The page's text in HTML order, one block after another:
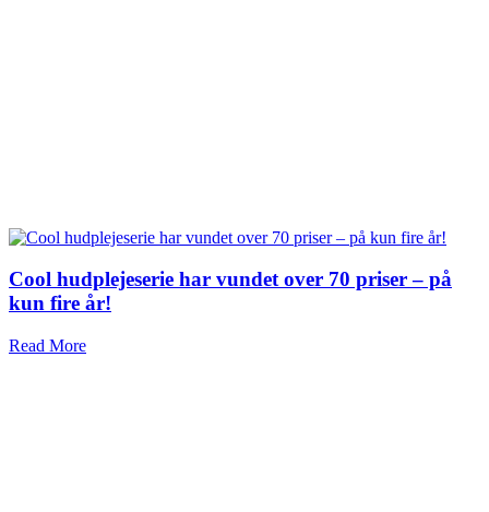
Cool hudplejeserie har vundet over 70 priser – på
kun fire år!
Read More